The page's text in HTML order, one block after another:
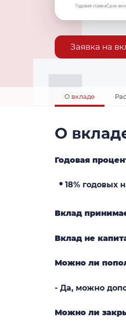
Годовая ставкаСрок
Заявка на
О вкладе
О
Годовая
18% годовых
Вклад
Вклад не
Можно ли
- Да, можно
Можно ли